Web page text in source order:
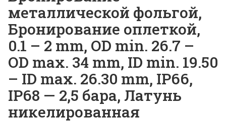
металлической фольгой,
Бронирование оплеткой,
0.1 – 2 mm, OD min. 26.7 –
OD max. 34 mm, ID min. 19.50
– ID max. 26.30 mm, IP66,
IP68 — 2,5 бара, Латунь
никелированная